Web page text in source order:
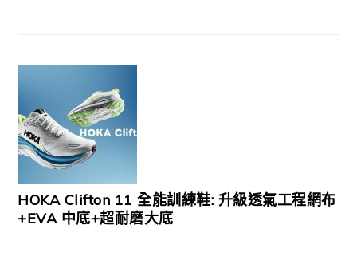
HOKA Clifton 11 全能訓練鞋: 升級透氣工程網布
+EVA 中底+超耐磨大底